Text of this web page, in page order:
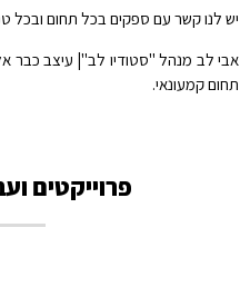
יש לנו קשר עם ספקים בכל תחום ובכל
אבי לב מנהל "סטודיו לב"| עיצב כבר
תחום קמעונאי.
פרוייקטים